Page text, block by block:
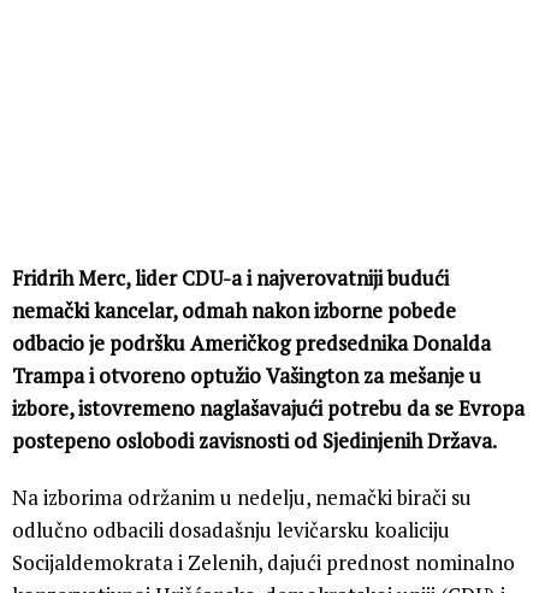
Fridrih Merc, lider CDU-a i najverovatniji budući
nemački kancelar, odmah nakon izborne pobede
odbacio je podršku Američkog predsednika Donalda
Trampa i otvoreno optužio Vašington za mešanje u
izbore, istovremeno naglašavajući potrebu da se Evropa
postepeno oslobodi zavisnosti od Sjedinjenih Država.
Na izborima održanim u nedelju, nemački birači su
odlučno odbacili dosadašnju levičarsku koaliciju
Socijaldemokrata i Zelenih, dajući prednost nominalno